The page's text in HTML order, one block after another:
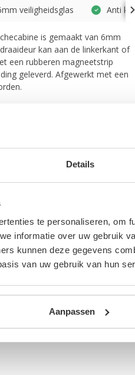
Details
te personaliseren, om
informatie over uw gebruik
kunnen deze gegevens
van uw gebruik van hun
Aanpassen
veiligheidsglas Anti
is gemaakt van 6mm
kan aan de linkerkant of
een rubberen magneetstrip
geleverd. Afgewerkt met een
x 190 cm.